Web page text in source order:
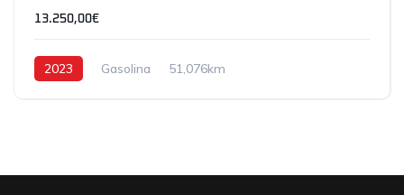
13.250,00€
2023 Gasolina 51,076km